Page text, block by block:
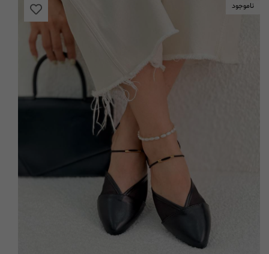
ناموجود